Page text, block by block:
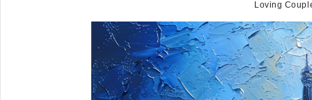
Loving